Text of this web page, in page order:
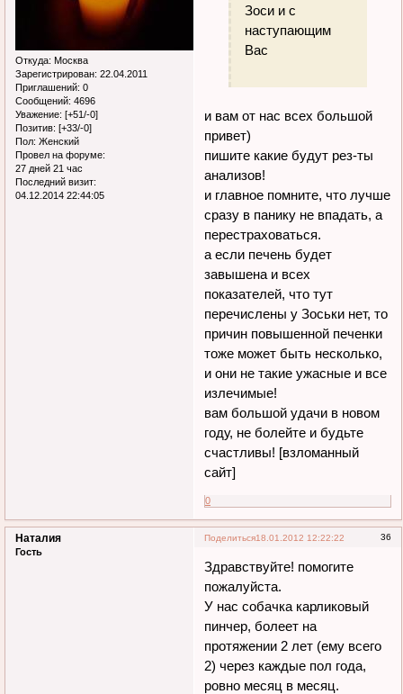
Откуда: Москва
Зарегистрирован: 22.04.2011
Приглашений: 0
Сообщений: 4696
Уважение: [+51/-0]
Позитив: [+33/-0]
Пол: Женский
Провел на форуме:
27 дней 21 час
Последний визит:
04.12.2014 22:44:05
Зоси и с
наступающим
Вас
и вам от нас всех большой
привет)
пишите какие будут рез-ты
анализов!
и главное помните, что лучше
сразу в панику не впадать, а
перестраховаться.
а если печень будет
завышена и всех
показателей, что тут
перечислены у Зоськи нет, то
причин повышенной печенки
тоже может быть несколько,
и они не такие ужасные и все
излечимые!
вам большой удачи в новом
году, не болейте и будьте
счастливы! [взломанный
сайт]
0
Поделиться 36
18.01.2012 12:22:22
Наталия
Гость
Здравствуйте! помогите
пожалуйста.
У нас собачка карликовый
пинчер, болеет на
протяжении 2 лет (ему всего
2) через каждые пол года,
ровно месяц в месяц.